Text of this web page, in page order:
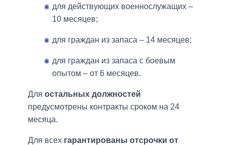
для действующих военнослужащих –
10 месяцев;
для граждан из запаса – 14 месяцев;
для граждан из запаса с боевым
опытом – от 6 месяцев.
Для остальных должностей
предусмотрены контракты сроком на 24
месяца.
Для всех гарантированы отсрочки от